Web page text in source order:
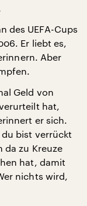
des UEFA-Cups
Er liebt es,
Aber
Geld von
hat,
er sich.
du bist verrückt
da zu Kreuze
hat, damit
nichts wird,